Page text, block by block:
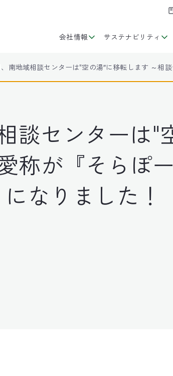
会社情報 サステナビリティ
南地域相談センターは"空の湯″に移転します ～相
談センターは"
称が『そらぽ
なりました！